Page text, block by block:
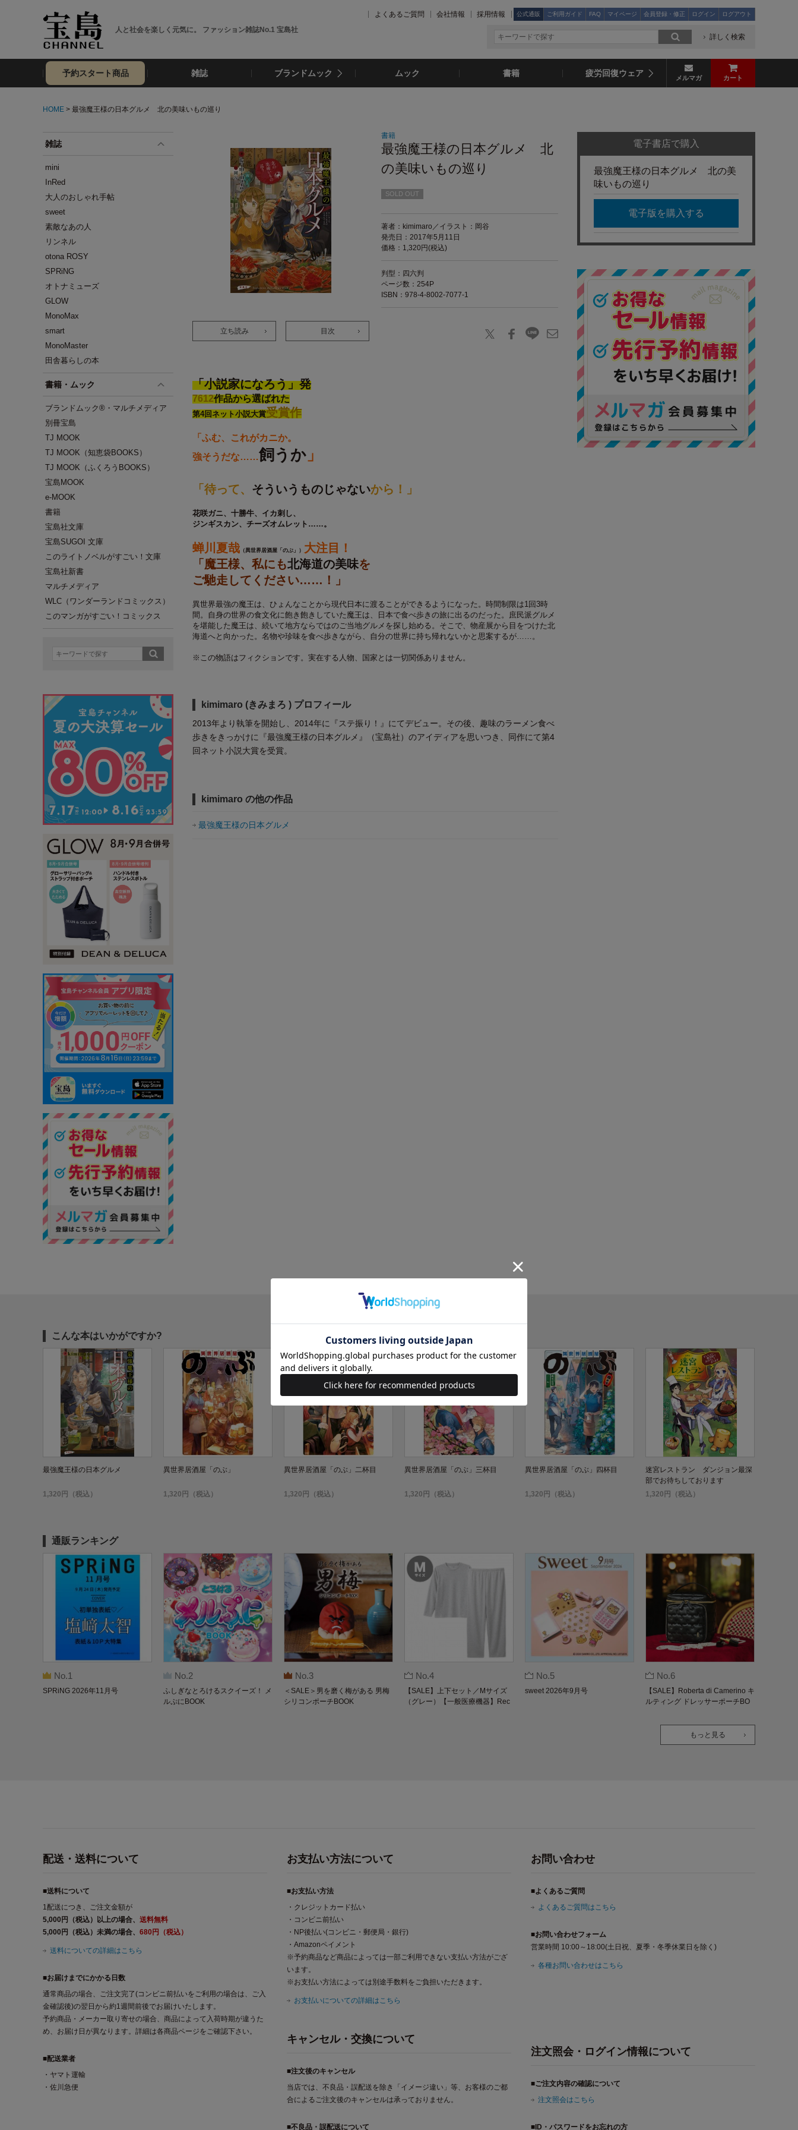
人と社会を楽しく元気に。 ファッション雑誌No.1 宝島社
よくあるご質問 会社情報 採用情報 公式通販 ご利用ガイド FAQ マイページ 会員登録・修正 ログイン ログアウト
詳しく検索
予約スタート商品 雑誌 ブランドムック ムック 書籍 疲労回復ウェア メルマガ カート
HOME > 最強魔王様の日本グルメ 北の美味いもの巡り
雑誌
mini
InRed
大人のおしゃれ手帖
sweet
素敵なあの人
リンネル
otona ROSY
SPRiNG
オトナミューズ
GLOW
MonoMax
smart
MonoMaster
田舎暮らしの本
書籍・ムック
ブランドムック®・マルチメディア
別冊宝島
TJ MOOK
TJ MOOK（知恵袋BOOKS）
TJ MOOK（ふくろうBOOKS）
宝島MOOK
e-MOOK
書籍
宝島社文庫
宝島SUGOI 文庫
このライトノベルがすごい！文庫
宝島社新書
マルチメディア
WLC（ワンダーランドコミックス）
このマンガがすごい！コミックス
立ち読み 目次
書籍
最強魔王様の日本グルメ 北
の美味いもの巡り
SOLD OUT
著者：kimimaro／イラスト：岡谷
発売日：2017年5月11日
価格：1,320円(税込)
判型：四六判
ページ数：254P
ISBN：978-4-8002-7077-1
「小説家になろう」発
7612作品から選ばれた
第4回ネット小説大賞受賞作
「ふむ、これがカニか。
強そうだな……飼うか 」
「待って、 そういうものじゃないから！」
花咲ガニ、十勝牛、イカ刺し、
ジンギスカン、チーズオムレット……。
蝉川夏哉 （異世界居酒屋「のぶ」） 大注目！
「魔王様、私にも北海道の美味を
ご馳走してください……！」
異世界最強の魔王は、ひょんなことから現代日本に渡ることができるようになった。時間制限は1回3時
間。自身の世界の食文化に飽き飽きしていた魔王は、日本で食べ歩きの旅に出るのだった。庶民派グルメ
を堪能した魔王は、続いて地方ならではのご当地グルメを探し始める。そこで、物産展から目をつけた北
海道へと向かった。名物や珍味を食べ歩きながら、自分の世界に持ち帰れないかと思案するが……。
※この物語はフィクションです。実在する人物、国家とは一切関係ありません。
kimimaro (きみまろ ) プロフィール
2013年より執筆を開始し、2014年に『ステ振り！』にてデビュー。その後、趣味のラーメン食べ
歩きをきっかけに『最強魔王様の日本グルメ』（宝島社）のアイディアを思いつき、同作にて第4
回ネット小説大賞を受賞。
kimimaro の他の作品
最強魔王様の日本グルメ
電子書店で購入
最強魔王様の日本グルメ 北の美
味いもの巡り
電子版を購入する
こんな本はいかがですか?
最強魔王様の日本グルメ
1,320円（税込）
異世界居酒屋「のぶ」
1,320円（税込）
異世界居酒屋「のぶ」二杯目
1,320円（税込）
異世界居酒屋「のぶ」三杯目
1,320円（税込）
異世界居酒屋「のぶ」四杯目
1,320円（税込）
迷宮レストラン ダンジョン最深
部でお待ちしております
1,320円（税込）
通販ランキング
No.1
SPRiNG 2026年11月号
No.2
ふしぎなとろけるスクイーズ！ メ
ルぷにBOOK
No.3
＜SALE＞男を磨く梅がある 男梅
シリコンポーチBOOK
No.4
【SALE】上下セット／Mサイズ
（グレー）【一般医療機器】Rec
No.5
sweet 2026年9月号
No.6
【SALE】Roberta di Camerino キ
ルティング ドレッサーポーチBO
もっと見る
配送・送料について
■送料について
1配送につき、ご注文金額が
5,000円（税込）以上の場合、 送料無料
5,000円（税込）未満の場合、 680円（税込）
送料についての詳細はこちら
■お届けまでにかかる日数
通常商品の場合、ご注文完了(コンビニ前払いをご利用の場合は、ご入
金確認後)の翌日から約1週間前後でお届けいたします。
予約商品・メーカー取り寄せの場合、商品によって入荷時期が違うた
め、お届け日が異なります。詳細は各商品ページをご確認下さい。
■配送業者
・ヤマト運輸
・佐川急便
お支払い方法について
■お支払い方法
・クレジットカード払い
・コンビニ前払い
・NP後払い(コンビニ・郵便局・銀行)
・Amazonペイメント
※予約商品など商品によっては一部ご利用できない支払い方法がござ
います。
※お支払い方法によっては別途手数料をご負担いただきます。
お支払いについての詳細はこちら
キャンセル・交換について
■注文後のキャンセル
当店では、不良品・誤配送を除き「イメージ違い」等、お客様のご都
合によるご注文後のキャンセルは承っておりません。
■不良品・誤配送について
お問い合わせ
■よくあるご質問
よくあるご質問はこちら
■お問い合わせフォーム
営業時間 10:00～18:00(土日祝、夏季・冬季休業日を除く)
各種お問い合わせはこちら
注文照会・ログイン情報について
■ご注文内容の確認について
注文照会はこちら
■ID・パスワードをお忘れの方